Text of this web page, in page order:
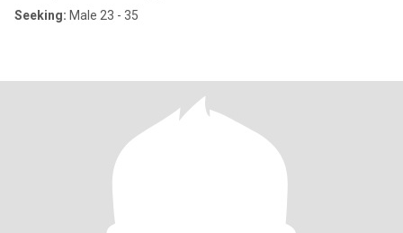
Seeking: Male 23 - 35